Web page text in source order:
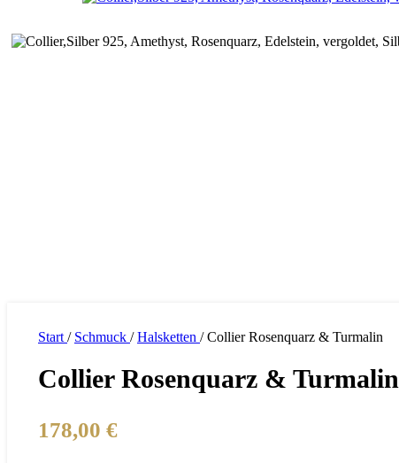
Start / Schmuck / Halsketten / Collier Rosenquarz & Turmalin
Collier Rosenquarz & Turmalin
178,00 €